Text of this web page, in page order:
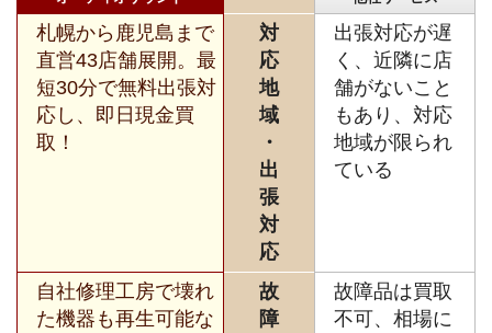
札幌から鹿児島まで
直営43店舗展開。最
短30分で無料出張対
応し、即日現金買
取！
対
応
地
域
・
出
張
対
応
出張対応が遅
く、近隣に店
舗がないこと
もあり、対応
地域が限られ
ている
自社修理工房で壊れ
た機器も再生可能な
故
障
故障品は買取
不可、相場に